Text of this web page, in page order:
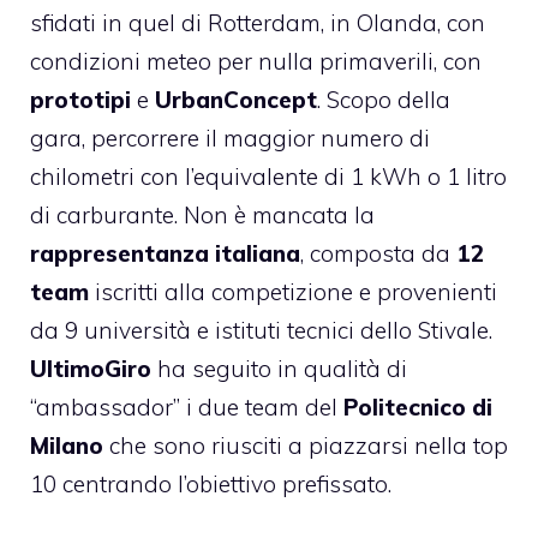
sfidati in quel di Rotterdam, in Olanda, con
condizioni meteo per nulla primaverili, con
prototipi e UrbanConcept. Scopo della
gara, percorrere il maggior numero di
chilometri con l’equivalente di 1 kWh o 1 litro
di carburante. Non è mancata la
rappresentanza italiana, composta da 12
team iscritti alla competizione e provenienti
da 9 università e istituti tecnici dello Stivale.
UltimoGiro ha seguito in qualità di
“ambassador” i due team del Politecnico di
Milano che sono riusciti a piazzarsi nella top
10 centrando l’obiettivo prefissato.